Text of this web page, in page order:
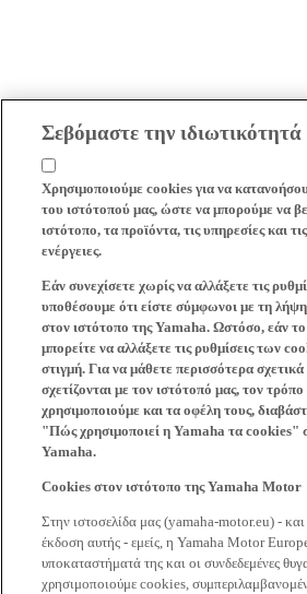
Σεβόμαστε την ιδιωτικότητά
Χρησιμοποιούμε cookies για να
του ιστότοπού μας, ώστε να μπορούμε να
ιστότοπο, τα προϊόντα, τις υπηρεσίες και
ενέργειες.
Εάν συνεχίσετε χωρίς να αλλάξετε τις
υποθέσουμε ότι είστε σύμφωνοι με τη
στον ιστότοπο της Yamaha. Ωστόσο, εάν το
μπορείτε να αλλάξετε τις ρυθμίσεις των
στιγμή. Για να μάθετε περισσότερα
σχετίζονται με τον ιστότοπό μας, τον
χρησιμοποιούμε και τα οφέλη τους,
"Πώς χρησιμοποιεί η Yamaha τα cookies"
Yamaha.
Cookies στον ιστότοπο της Yamaha Motor
Στην ιστοσελίδα μας (yamaha-motor.eu) -
έκδοση αυτής - εμείς, η Yamaha Motor
υποκαταστήματά της και οι συνδεδεμένες
χρησιμοποιούμε cookies,